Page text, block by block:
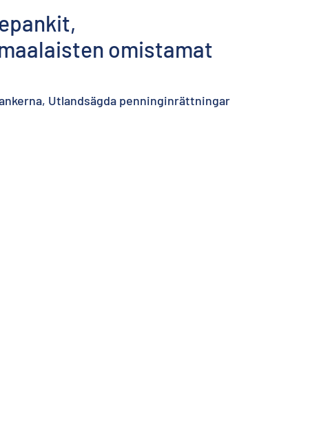
omistamat
Utlandsägda penninginrättningar